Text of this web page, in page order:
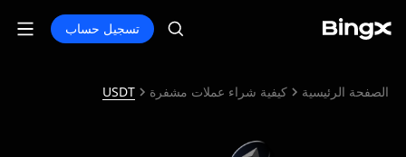
تسجيل حساب
الصفحة الرئيسية كيفية شراء عملات مشفرة USDT